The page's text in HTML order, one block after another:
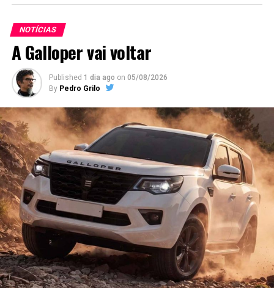
NOTÍCIAS
A Galloper vai voltar
Published 1 dia ago on 05/08/2026
By Pedro Grilo